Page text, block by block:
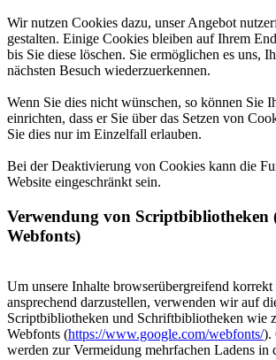
Wir nutzen Cookies dazu, unser Angebot
gestalten. Einige Cookies bleiben auf Ihrem
bis Sie diese löschen. Sie ermöglichen es uns,
nächsten Besuch wiederzuerkennen.
Wenn Sie dies nicht wünschen, so können Sie
einrichten, dass er Sie über das Setzen von
Sie dies nur im Einzelfall erlauben.
Bei der Deaktivierung von Cookies kann die
Website eingeschränkt sein.
Verwendung von Scriptbibliotheken
Webfonts)
Um unsere Inhalte browserübergreifend korrekt
ansprechend darzustellen, verwenden wir auf
Scriptbibliotheken und Schriftbibliotheken wie
Webfonts (https://www.google.com/webfonts/).
werden zur Vermeidung mehrfachen Ladens in